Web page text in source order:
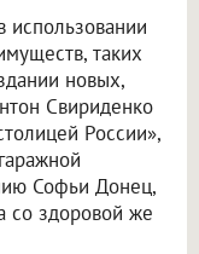
использовании
таких
новых,
Свириденко
России»,
Софьи Донец,
со здоровой же